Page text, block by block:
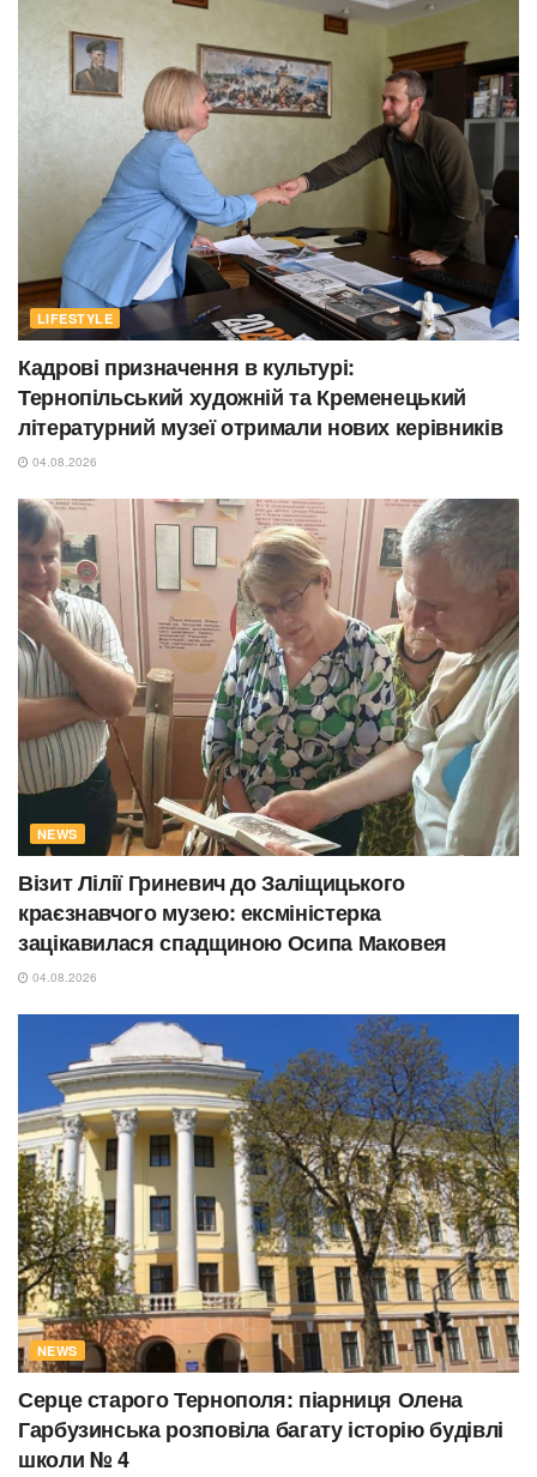
LIFESTYLE
Кадрові призначення в культурі:
Тернопільський художній та Кременецький
літературний музеї отримали нових керівників
04.08.2026
NEWS
Візит Лілії Гриневич до Заліщицького
краєзнавчого музею: ексміністерка
зацікавилася спадщиною Осипа Маковея
04.08.2026
NEWS
Серце старого Тернополя: піарниця Олена
Гарбузинська розповіла багату історію будівлі
школи № 4